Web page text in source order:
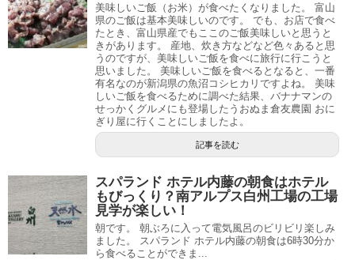
美味しいご飯（お米）が食べたくなりました。 富山
県のご飯は基本美味しいのです。 でも、お店で食べ
たとき、富山県産でもここのご飯美味しいと思うと
きがあります。 産地、炊き方などなど色々あると思
うのですが、美味しいご飯を食べに旅行に行こうと
思いました。 美味しいご飯を食べるとなると、一番
有名なのが新潟県の魚沼コシヒカリですよね。 美味
しいご飯を食べるために調べた結果、バナナマンの
せっかくグルメにも登場したうおぬま倉友農園 おに
ぎり屋に行くことにしましたよ。
記事を読む
スパランド ホテル内藤の朝食はホテル
もびっくり？南アルプス白州工場の工場
見学が楽しい！
朝です。 朝ぶろに入って電気風呂のビリビリ楽しみ
ました。 スパランド ホテル内藤の朝食は6時30分か
ら食べることができま...